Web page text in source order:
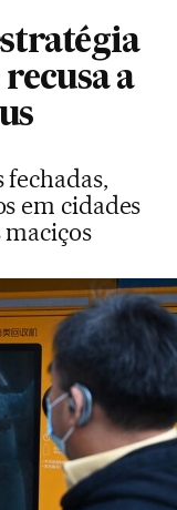
recusa a
em cidades